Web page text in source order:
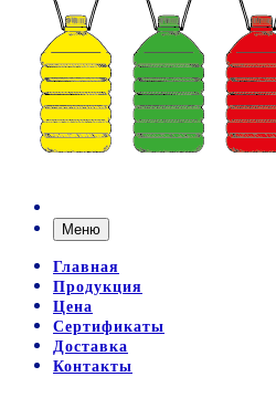
Меню
Главная
Продукция
Цена
Сертификаты
Доставка
Контакты